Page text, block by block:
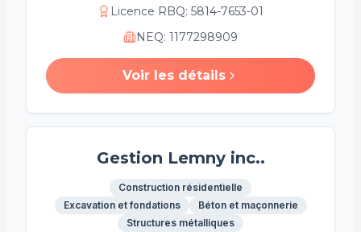
Licence RBQ: 5814-7653-01
NEQ: 1177298909
Voir les détails
Gestion Lemny inc..
Construction résidentielle
Excavation et fondations
Béton et maçonnerie
Structures métalliques